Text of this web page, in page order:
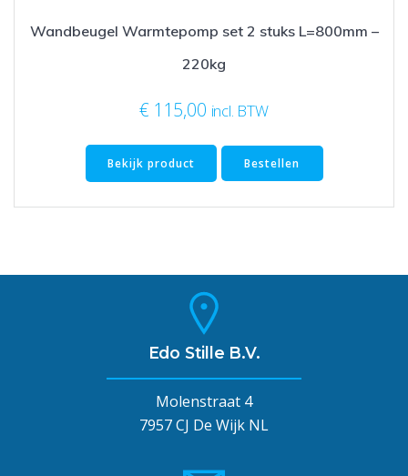
Wandbeugel Warmtepomp set 2 stuks L=800mm –
220kg
€ 115,00 incl. BTW
Bekijk product Bestellen
Edo Stille B.V.
Molenstraat 4
7957 CJ De Wijk NL